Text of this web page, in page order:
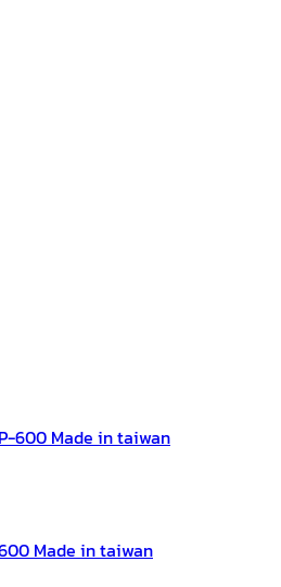
Made in taiwan